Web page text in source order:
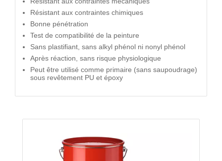
Résistant aux contraintes chimiques
Bonne pénétration
Test de compatibilité de la peinture
Sans plastifiant, sans alkyl phénol ni nonyl phénol
Après réaction, sans risque physiologique
Peut être utilisé comme primaire (sans saupoudrage)
sous revêtement PU et époxy